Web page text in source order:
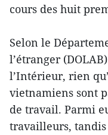
cours des huit
Selon le
l’étranger
l’Intérieur, rien
vietnamiens sont
de travail. Parmi
travailleurs,